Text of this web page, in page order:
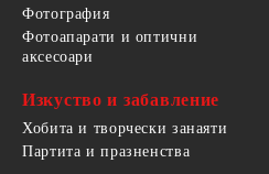
Фотография
Фотоапарати и оптични
аксесоари
Изкуство и забавление
Хобита и творчески занаяти
Партита и празненства